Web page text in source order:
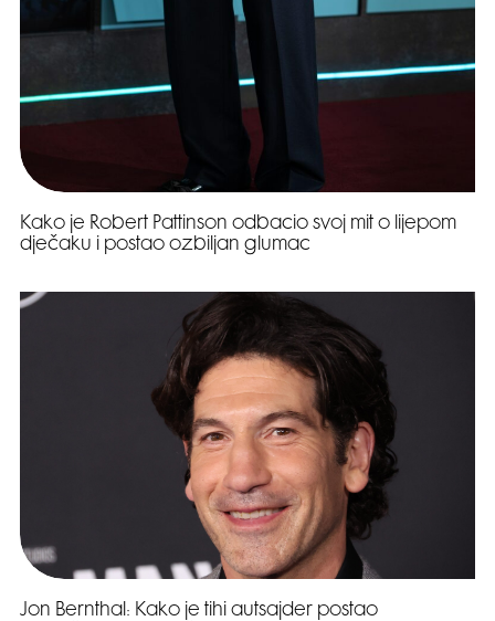
Kako je Robert Pattinson odbacio svoj mit o lijepom
dječaku i postao ozbiljan glumac
Jon Bernthal: Kako je tihi autsajder postao